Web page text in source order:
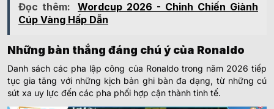
Đọc thêm:
Wordcup 2026 - Chinh Chiến Giành
Cúp Vàng Hấp Dẫn
Những bàn thắng đáng chú ý của Ronaldo
Danh sách các pha lập công của Ronaldo trong năm 2026 tiếp
tục gia tăng với những kịch bản ghi bàn đa dạng, từ những cú
sút xa uy lực đến các pha phối hợp cận thành tinh tế.